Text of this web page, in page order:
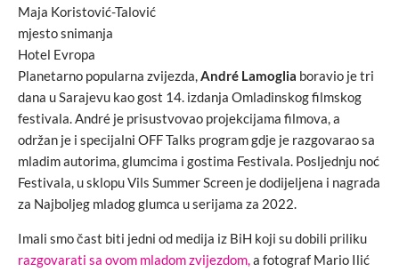
Maja Koristović-Talović
mjesto snimanja
Hotel Evropa
Planetarno popularna zvijezda,André Lamoglia boravio je tri
dana u Sarajevu kao gost 14. izdanja Omladinskog filmskog
festivala. André je prisustvovao projekcijama filmova, a
održan je i specijalni OFF Talks program gdje je razgovarao sa
mladim autorima, glumcima i gostima Festivala. Posljednju noć
Festivala, u sklopu Vils Summer Screen je dodijeljena i nagrada
za Najboljeg mladog glumca u serijama za 2022.
Imali smo čast biti jedni od medija iz BiH koji su dobili priliku
razgovarati sa ovom mladom zvijezdom,a fotograf Mario Ilić